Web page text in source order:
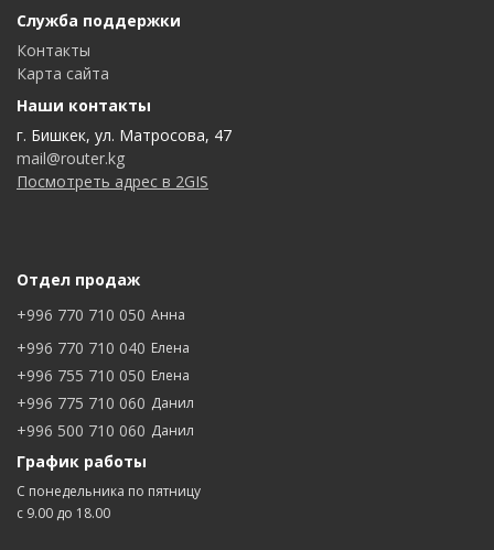
Служба поддержки
Контакты
Карта сайта
Наши контакты
г. Бишкек, ул. Матросова, 47
mail@router.kg
Посмотреть адрес в 2GIS
Отдел продаж
+996 770 710 050 Анна
+996 770 710 040 Елена
+996 755 710 050 Елена
+996 775 710 060 Данил
+996 500 710 060 Данил
График работы
С понедельника по пятницу
с 9.00 до 18.00